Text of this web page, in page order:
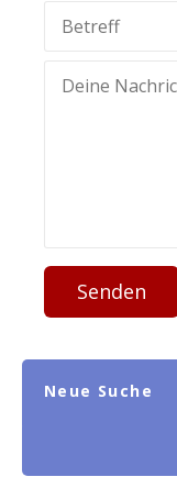
Senden
Neue Suche